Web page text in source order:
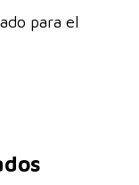
para el